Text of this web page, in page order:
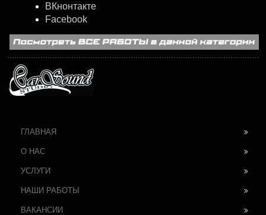
ВКнонтакте
Facebook
ГЛАВНАЯ
О НАС
УСЛУГИ
НАШИ РАБОТЫ
ВАКАНСИИ